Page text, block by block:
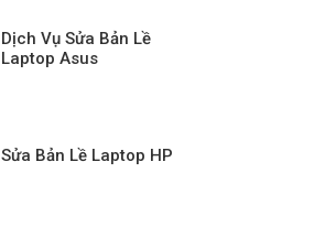
Dịch Vụ Sửa Bản Lề
Laptop Asus
Sửa Bản Lề Laptop HP